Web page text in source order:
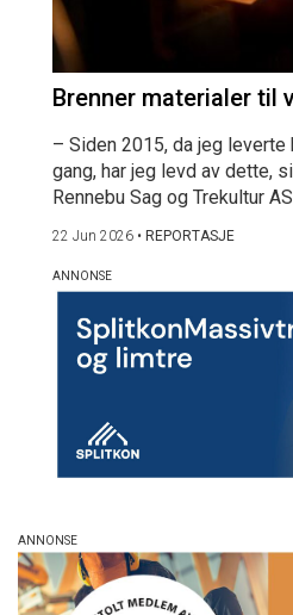
Brenner materialer til
– Siden 2015, da jeg
gang, har jeg levd av dette,
Rennebu Sag og Trekultur
22 Jun 2026 • REPORTASJE